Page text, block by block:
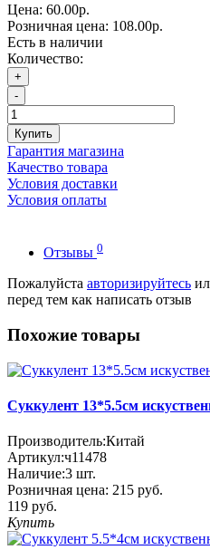
Цена: 60.00р.
Розничная цена: 108.00р.
Есть в наличии
Количество:
+
-
Купить
Гарантия магазина
Качество товара
Условия доставки
Условия оплаты
Отзывы 0
Пожалуйста авторизируйтесь
перед тем как написать отзыв
Похожие товары
Cуккулент 13*5.5см
Производитель:Китай
Артикул:ч11478
Наличие:3 шт.
Розничная цена: 215 руб.
119 руб.
Купить